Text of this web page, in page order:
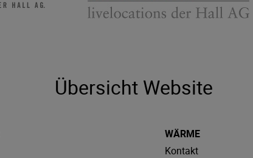
Übersicht Website
WÄRME
Kontakt